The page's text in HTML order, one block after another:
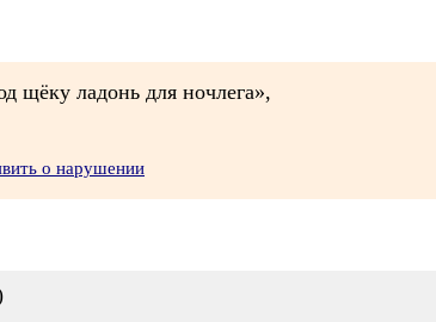
щёку ладонь для ночлега»,
о нарушении